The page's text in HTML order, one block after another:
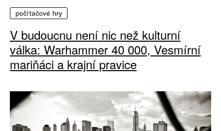
počítačové hry
V budoucnu není nic než kulturní
válka: Warhammer 40 000, Vesmírní
mariňáci a krajní pravice